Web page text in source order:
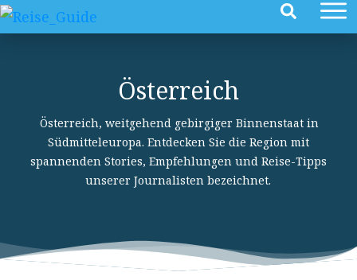
Österreich
Österreich, weitgehend gebirgiger Binnenstaat in
Südmitteleuropa. Entdecken Sie die Region mit
spannenden Stories, Empfehlungen und Reise-Tipps
unserer Journalisten bezeichnet.